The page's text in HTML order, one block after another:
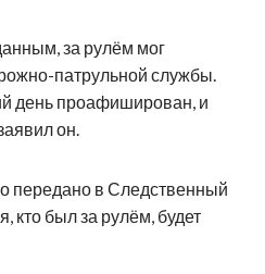
за рулём мог
патрульной службы.
день проафиширован, и
он.
передано в Следственный
кто был за рулём, будет